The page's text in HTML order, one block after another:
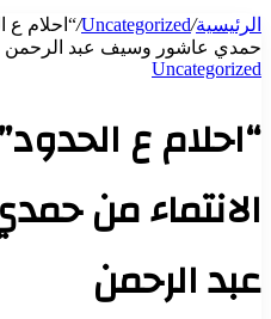
الرئيسية/
Uncategorized
/“احلام ع
حمدي عاشور وسيف عبد الرحمن
Uncategorized
“احلام ع
الانتماء من
عبد الرحمن